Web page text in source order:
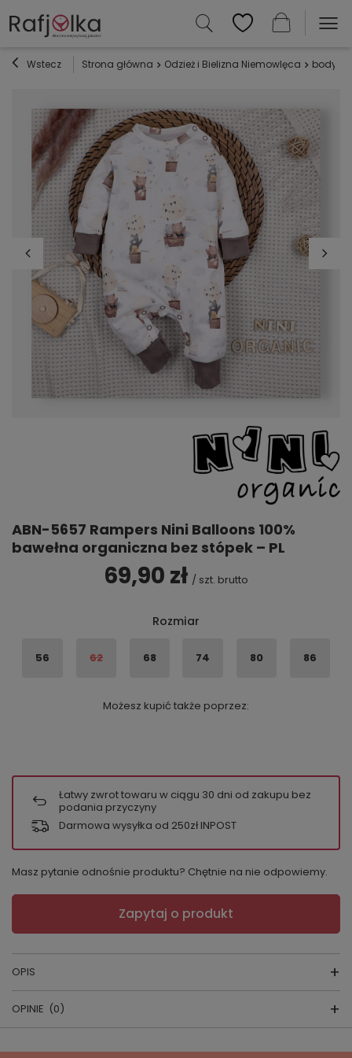
Wstecz Strona główna Odzież i Bielizna Niemowlęca body i
ABN-5657 Rampers Nini Balloons 100%
bawełna organiczna bez stópek – PL
69,90 zł / szt. brutto
Rozmiar
56 62 68 74 80 86
Możesz kupić także poprzez:
Łatwy zwrot towaru w ciągu 30 dni od zakupu bez
podania przyczyny
Darmowa wysyłka od 250zł INPOST
Masz pytanie odnośnie produktu? Chętnie na nie odpowiemy.
Zapytaj o produkt
OPIS
- Producent: Nini
OPINIE (0)